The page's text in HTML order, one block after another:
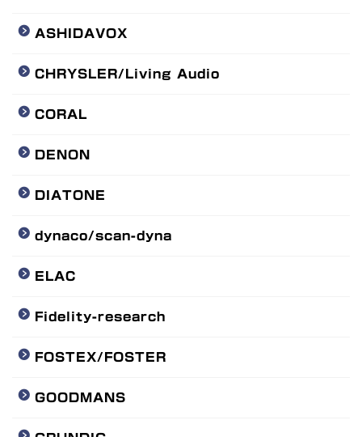
ASHIDAVOX
CHRYSLER/Living Audio
CORAL
DENON
DIATONE
dynaco/scan-dyna
ELAC
Fidelity-research
FOSTEX/FOSTER
GOODMANS